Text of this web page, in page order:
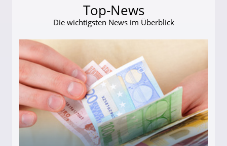
Top-News
Die wichtigsten News im Überblick